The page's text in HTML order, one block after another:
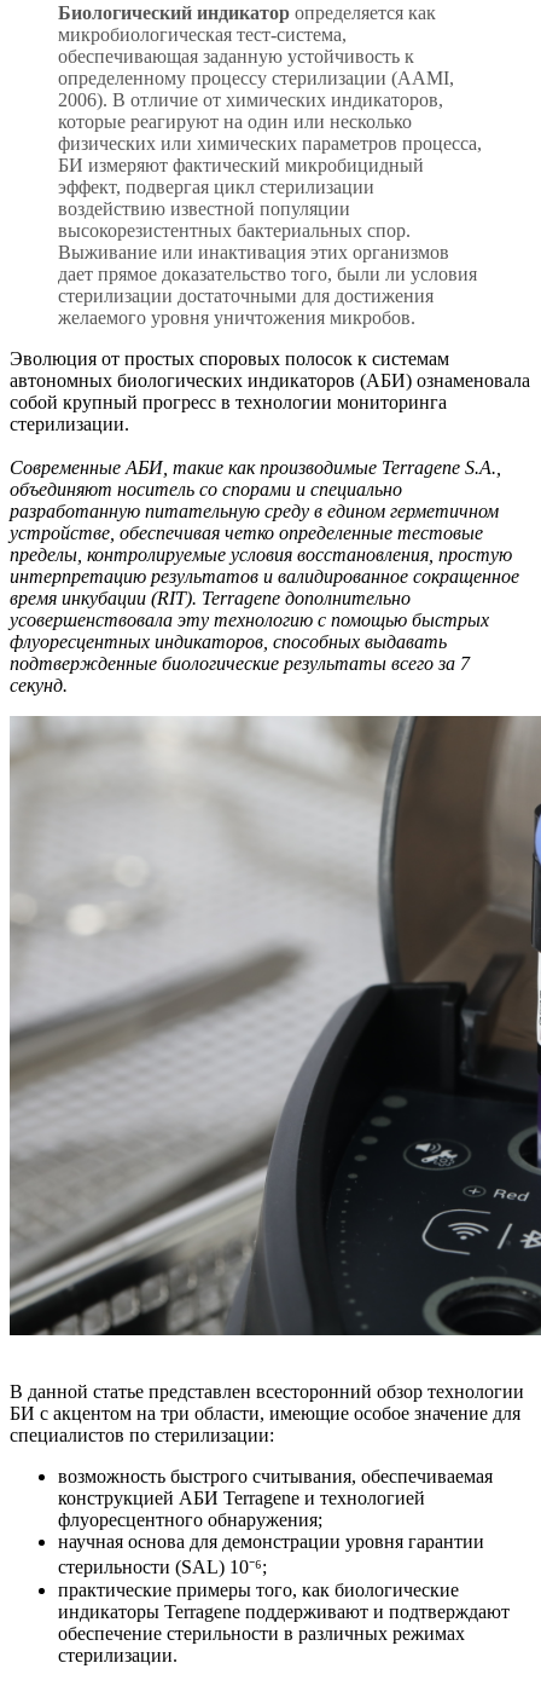
Биологический индикатор определяется как
микробиологическая тест-система,
обеспечивающая заданную устойчивость к
определенному процессу стерилизации (AAMI,
2006). В отличие от химических индикаторов,
которые реагируют на один или несколько
физических или химических параметров процесса,
БИ измеряют фактический микробицидный
эффект, подвергая цикл стерилизации
воздействию известной популяции
высокорезистентных бактериальных спор.
Выживание или инактивация этих организмов
дает прямое доказательство того, были ли условия
стерилизации достаточными для достижения
желаемого уровня уничтожения микробов.
Эволюция от простых споровых полосок к системам
автономных биологических индикаторов (АБИ) ознаменовала
собой крупный прогресс в технологии мониторинга
стерилизации.
Современные АБИ, такие как производимые Terragene S.A.,
объединяют носитель со спорами и специально
разработанную питательную среду в едином герметичном
устройстве, обеспечивая четко определенные тестовые
пределы, контролируемые условия восстановления, простую
интерпретацию результатов и валидированное сокращенное
время инкубации (RIT). Terragene дополнительно
усовершенствовала эту технологию с помощью быстрых
флуоресцентных индикаторов, способных выдавать
подтвержденные биологические результаты всего за 7
секунд.
В данной статье представлен всесторонний обзор технологии
БИ с акцентом на три области, имеющие особое значение для
специалистов по стерилизации:
возможность быстрого считывания, обеспечиваемая
конструкцией АБИ Terragene и технологией
флуоресцентного обнаружения;
научная основа для демонстрации уровня гарантии
стерильности (SAL) 10⁻⁶;
практические примеры того, как биологические
индикаторы Terragene поддерживают и подтверждают
обеспечение стерильности в различных режимах
стерилизации.